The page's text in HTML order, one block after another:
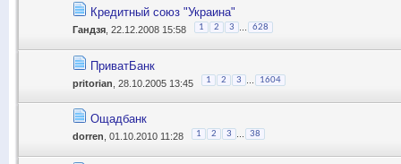
Кредитный союз "Украина"
Гандзя , 22.12.2008 15:58 1 2 3 628
ПриватБанк
pritorian , 28.10.2005 13:45 1 2 3 ... 1604
Ощадбанк
dorren , 01.10.2010 11:28 1 2 3 38